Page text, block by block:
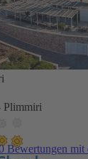
Plimmiri
Bewertungen